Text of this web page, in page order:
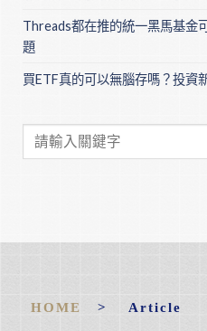
Threads都在推的統一黑馬基金
題
買ETF真的可以無腦存嗎？投資
HOME > Article